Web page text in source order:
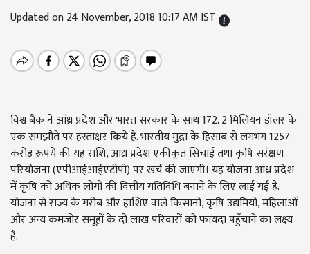
Updated on 24 November, 2018 10:17 AM IST
विश्व बैंक ने आंध्र प्रदेश और भारत सरकार के साथ 172. 2 मिलियन डॉलर के
एक समझौते पर हस्ताक्षर किये हैं. भारतीय मुद्रा के हिसाब से लगभग 1257
करोड़ रूपये की यह राशि, आंध्र प्रदेश एकीकृत सिंचाई तथा कृषि सरंक्षण
परियोजना (एपीआईआईएटीपी) पर खर्च की जाएगी। यह योजना आंध्र प्रदेश
में कृषि को अधिक लोगों की वित्तीय गतिविधि बनाने के लिए लाई गई है.
योजना से राज्य के गरीब और हाशिए वाले किसानों, कृषि उद्यमियों, महिलाओं
और अन्य कमजोर समूहों के दो लाख परिवारों को फायदा पहुँचाने का लक्ष्य
है.